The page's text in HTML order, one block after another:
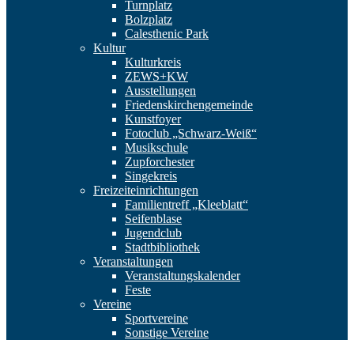
Turnplatz
Bolzplatz
Calesthenic Park
Kultur
Kulturkreis
ZEWS+KW
Ausstellungen
Friedenskirchengemeinde
Kunstfoyer
Fotoclub „Schwarz-Weiß“
Musikschule
Zupforchester
Singekreis
Freizeiteinrichtungen
Familientreff „Kleeblatt“
Seifenblase
Jugendclub
Stadtbibliothek
Veranstaltungen
Veranstaltungskalender
Feste
Vereine
Sportvereine
Sonstige Vereine